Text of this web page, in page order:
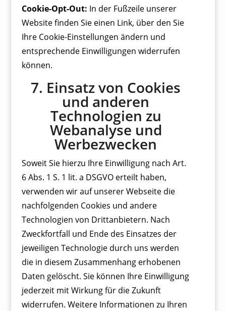
Cookie-Opt-Out: In der Fußzeile unserer
Website finden Sie einen Link, über den Sie
Ihre Cookie-Einstellungen ändern und
entsprechende Einwilligungen widerrufen
können.
7. Einsatz von Cookies
und anderen
Technologien zu
Webanalyse und
Werbezwecken
Soweit Sie hierzu Ihre Einwilligung nach Art.
6 Abs. 1 S. 1 lit. a DSGVO erteilt haben,
verwenden wir auf unserer Webseite die
nachfolgenden Cookies und andere
Technologien von Drittanbietern. Nach
Zweckfortfall und Ende des Einsatzes der
jeweiligen Technologie durch uns werden
die in diesem Zusammenhang erhobenen
Daten gelöscht. Sie können Ihre Einwilligung
jederzeit mit Wirkung für die Zukunft
widerrufen. Weitere Informationen zu Ihren